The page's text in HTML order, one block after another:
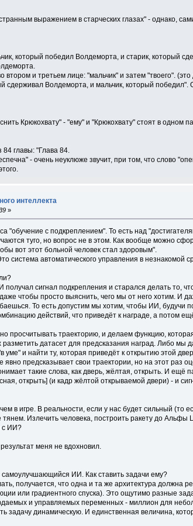
выражением в старческих глазах" - однако,
который победил Волдеморта, и старик, который
втором и третьем лице: "мальчик" и затем "твоего".
сдерживал Волдеморта, и мальчик, который
Крюкохвату" - "ему" и "Крюкохвату" стоят в
главы: "Глава 84.
- очень неуклюже звучит, при том, что слово
интеллекта
»
"обучение с подкреплением". То есть над
туго, но вопрос не в этом. Как вообще можно
вот этот больной человек стал здоровым".
система автоматического управления в незнакомой
сигнал подкрепления и старался делать то,
чтобы просто выяснить, чего мы от него хотим. И
То есть допустим мы хотим, чтобы ИИ,
действий, что приведёт к награде, а потом
просчитывать траекторию, и делаем функцию,
датасет для предсказания наград. Либо
и найти ту, которая приведёт к открытию этой
предсказывает свои траектории, но на этот раз
такие слова, как дверь, жёлтая, открыть. И ещё
открыть] (и кадр жёлтой открываемой двери) - и
в игре. В реальности, если у нас будет сильный
Излечить человека, построить ракету до
с ИИ?
меня не вдохновил.
ИИ. Как ставить задачи ему?
получается, что одна и та же архитектура должна
или градиентного спуска). Это ощутимо разные
и управляемых переменных - миллион для
задачу динамическую. И единственная величина,